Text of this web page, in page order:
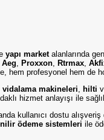
yapı marketalanlarında
Aeg, Proxxon, Rtrmax,
hem profesyonel hem de
vidalama makineleri, hilti
hizmet anlayışı ile
kullanıcı dostu
ödeme sistemleri ile